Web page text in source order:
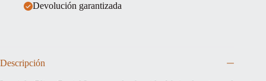
Devolución garantizada
Descripción